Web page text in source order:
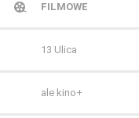
TVP 2
Polsat
TVN
Metro TV
Nowa TV
Polonia 1
FILMOWE
13 Ulica
ale kino+